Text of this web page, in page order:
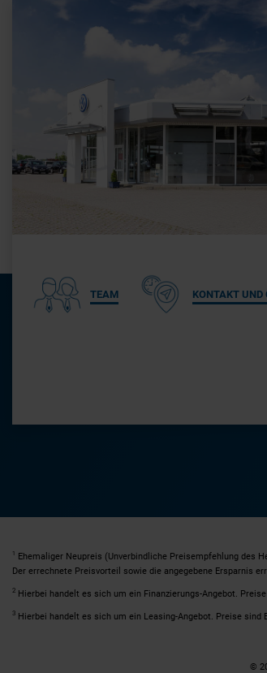
TEAM KONTAKT UND
1 Ehemaliger Neupreis (Unverbindliche Preisempfehlung des
Der errechnete Preisvorteil sowie die angegebene Ersparnis
2 Hierbei handelt es sich um ein Finanzierungs-Angebot.
3 Hierbei handelt es sich um ein Leasing-Angebot. Preise sind
©